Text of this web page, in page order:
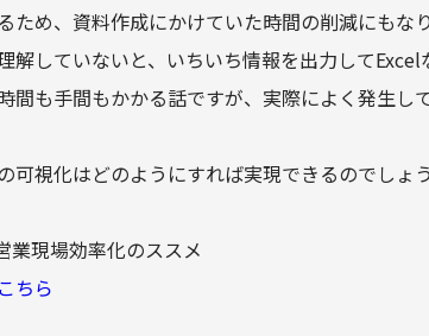
ため、資料作成にかけていた時間の削減にもな
解していないと、いちいち情報を出力して
間も手間もかかる話ですが、実際によく発生し
可視化はどのようにすれば実現できるのでしょう
業現場効率化のススメ
ちら